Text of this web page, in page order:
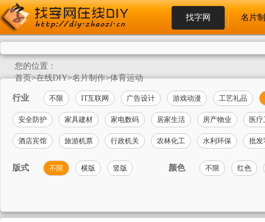
找字网 名片
您的位置：
首页>在线DIY>名片制作>体育运动
行业 不限 IT互联网 广告设计 游戏动漫 工艺礼品
安全防护 家具建材 家电数码 居家生活 房产物业 医
酒店宾馆 旅游机票 行政机关 农林化工 水利环保 批发
版式 不限 横版 竖版 颜色 不限 红色